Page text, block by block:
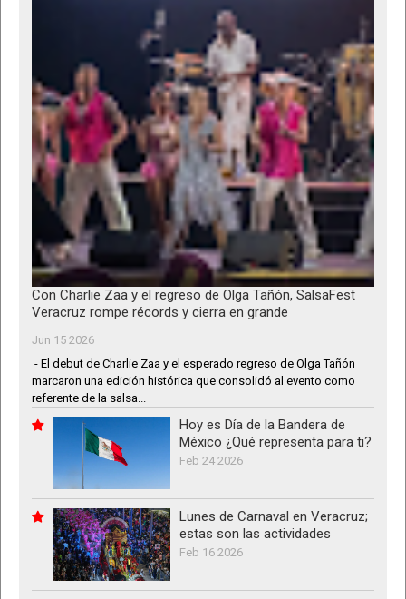
Con Charlie Zaa y el regreso de Olga Tañón, SalsaFest
Veracruz rompe récords y cierra en grande
Jun 15 2026
- El debut de Charlie Zaa y el esperado regreso de Olga Tañón
marcaron una edición histórica que consolidó al evento como
referente de la salsa...
Hoy es Día de la Bandera de
México ¿Qué representa para ti?
Feb 24 2026
Lunes de Carnaval en Veracruz;
estas son las actividades
Feb 16 2026